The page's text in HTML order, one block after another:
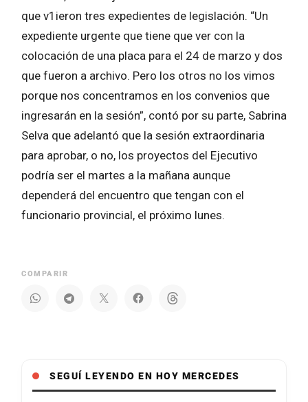
que v1ieron tres expedientes de legislación. “Un
expediente urgente que tiene que ver con la
colocación de una placa para el 24 de marzo y dos
que fueron a archivo. Pero los otros no los vimos
porque nos concentramos en los convenios que
ingresarán en la sesión”, contó por su parte, Sabrina
Selva que adelantó que la sesión extraordinaria
para aprobar, o no, los proyectos del Ejecutivo
podría ser el martes a la mañana aunque
dependerá del encuentro que tengan con el
funcionario provincial, el próximo lunes.
COMPARIR
SEGUÍ LEYENDO EN HOY MERCEDES